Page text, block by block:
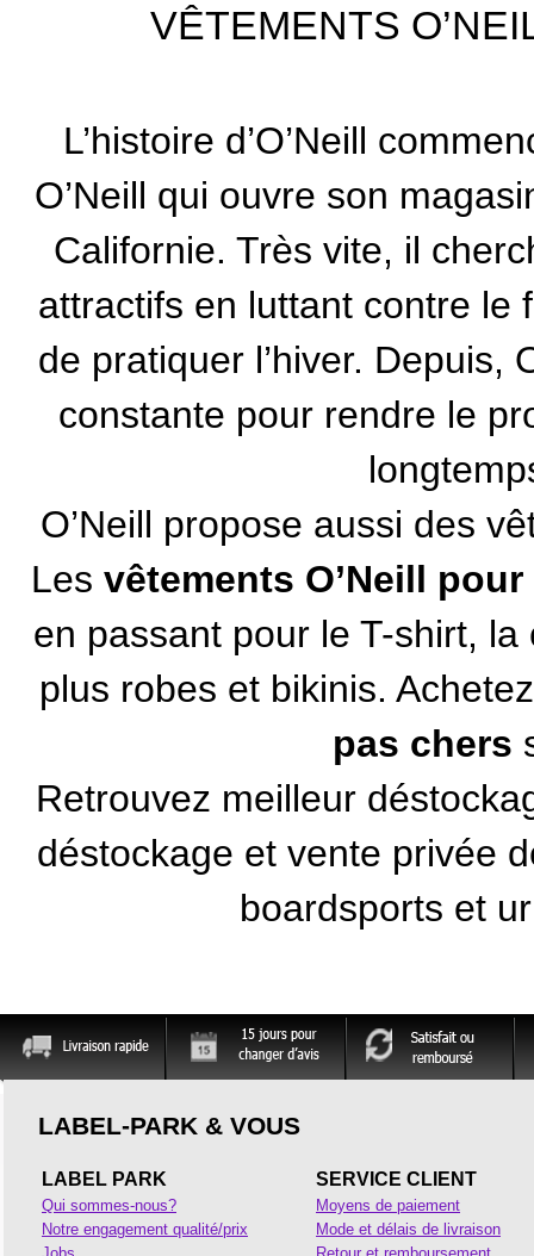
VÊTEMENTS
L’histoire d’O’Neill
O’Neill qui ouvre son
Californie. Très vite, il
attractifs en luttant contre le
de pratiquer l’hiver. Depuis,
constante pour rendre le
O’Neill propose aussi des
Les vêtements O’Neill
en passant pour le T-shirt, la
plus robes et bikinis.
pas chers
Retrouvez meilleur
déstockage et vente privée
boardsports et
LABEL-PARK & VOUS
LABEL PARK
Qui sommes-nous?
Notre engagement qualité/prix
SERVICE CLIENT
Moyens de paiement
Mode et délais de livraison